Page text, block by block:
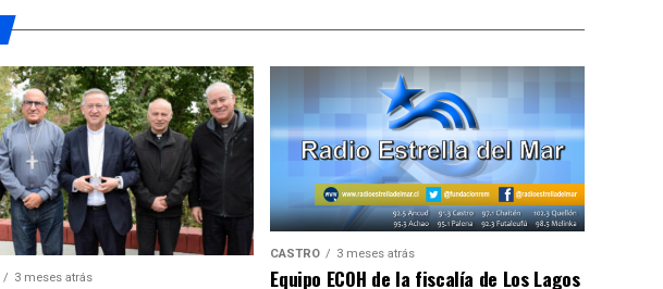
3 meses atrás
CASTRO 3 meses atrás
Equipo ECOH de la fiscalía de Los Lagos